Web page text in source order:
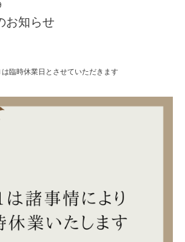
お知らせ
臨時休業日とさせていただきます